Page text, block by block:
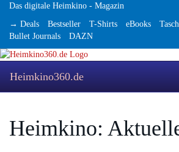
Skip
main
content
Das digitale Heimkino - Magazin
→ Deals
Bestseller T-Shirts eBooks
Bullet Journals
DAZN
Heimkino360.de
Heimkino: